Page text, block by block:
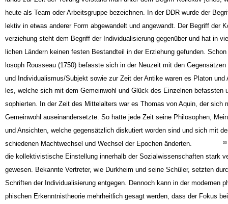
lands zur Zeit der Teilung verstand man unter dem Begriff Kollektiv jenes,
heute als Team oder Arbeitsgruppe bezeichnen. In der DDR wurde der
lektiv in etwas anderer Form abgewandelt und angewandt. Der Begriff der
verziehung steht dem Begriff der Individualisierung gegenüber und hat in
lichen Ländern keinen festen Bestandteil in der Erziehung gefunden. Schon
losoph Rousseau (1750) befasste sich in der Neuzeit mit den
und Individualismus/Subjekt sowie zur Zeit der Antike waren es Platon und
les, welche sich mit dem Gemeinwohl und Glück des Einzelnen befassten
sophierten. In der Zeit des Mittelalters war es Thomas von Aquin, der sich
Gemeinwohl auseinandersetzte. So hatte jede Zeit seine Philosophen,
und Ansichten, welche gegensätzlich diskutiert worden sind und sich mit
schiedenen Machtwechsel und Wechsel der Epochen änderten.
die kollektivistische Einstellung innerhalb der Sozialwissenschaften stark
gewesen. Bekannte Vertreter, wie Durkheim und seine Schüler, setzten
Schriften der Individualisierung entgegen. Dennoch kann in der modernen